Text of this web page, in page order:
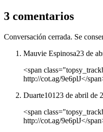
3 comentarios
Conversación cerrada. Se
Mauvie Espinosa23 de
<span
http://cot.ag/9e6plJ</
Duarte101 23 de abril de
<span
http://cot.ag/9e6plJ</